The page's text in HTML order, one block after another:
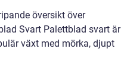
översikt över
Svart Palettblad svart är
växt med mörka, djupt